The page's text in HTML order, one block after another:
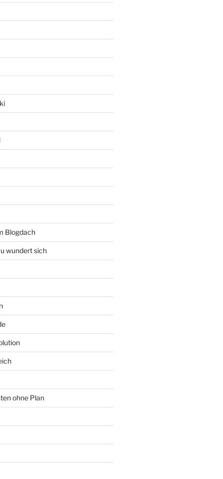
Blogdach
wundert sich
ohne Plan